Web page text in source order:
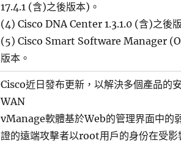
17.4.1 (含)之後版本)。
(4) Cisco DNA Center 1.3.1.0 (含)之後
(5) Cisco Smart Software Manager
版本。
Cisco近日發布更新，以解決多個產品的
WAN
vManage軟體基於Web的管理界面中的
證的遠端攻擊者以root用戶的身份在受